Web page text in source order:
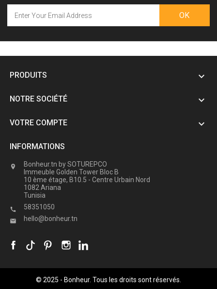
PRODUITS 
NOTRE SOCIÉTÉ 
VOTRE COMPTE 
INFORMATIONS

Bonheur.tn by SOTUREPCO
Immeuble Golden Tower Bloc B
10 ème étage, B10.5 - Centre Urbain Nord
1082 Ariana
Tunisia
 58351050
 hello@bonheur.tn
© 2025 - Bonheur. Tous les droits sont réservés.